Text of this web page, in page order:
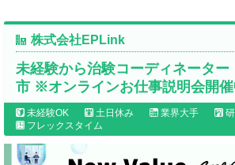
株式会社EPLink
未経験から治験コーディネーター
市 ※オンラインお仕事説明会開催
未経験OK 土日休み 業界大手
フレックスタイム